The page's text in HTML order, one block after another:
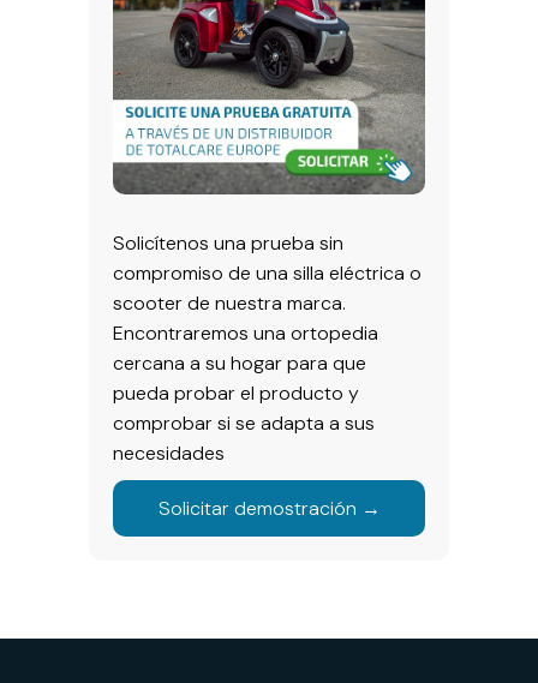
Solicítenos una prueba sin
compromiso de una silla eléctrica o
scooter de nuestra marca.
Encontraremos una ortopedia
cercana a su hogar para que
pueda probar el producto y
comprobar si se adapta a sus
necesidades
Solicitar demostración →